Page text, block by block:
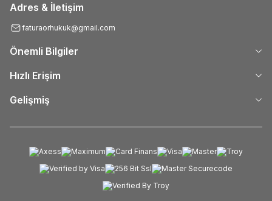
Adres & İletişim
faturaorhukuk@gmail.com
Önemli Bilgiler
Hızlı Erişim
Gelişmiş